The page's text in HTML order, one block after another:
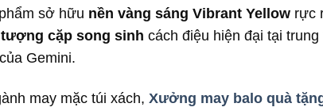
sở hữu nền vàng sáng Vibrant Yellowrực
cặp song sinh cách điệu hiện đại tại
Gemini.
may mặc túi xách, Xưởng may balo quà